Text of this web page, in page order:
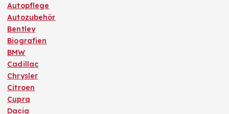
Autopflege
Autozubehör
Bentley
Biografien
BMW
Cadillac
Chrysler
Citroen
Cupra
Dacia